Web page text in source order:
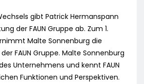
gibt Patrick Hermanspann
der FAUN Gruppe ab. Zum 1.
Malte Sonnenburg die
FAUN Gruppe. Malte Sonnenburg
Unternehmens und kennt FAUN
Funktionen und Perspektiven.